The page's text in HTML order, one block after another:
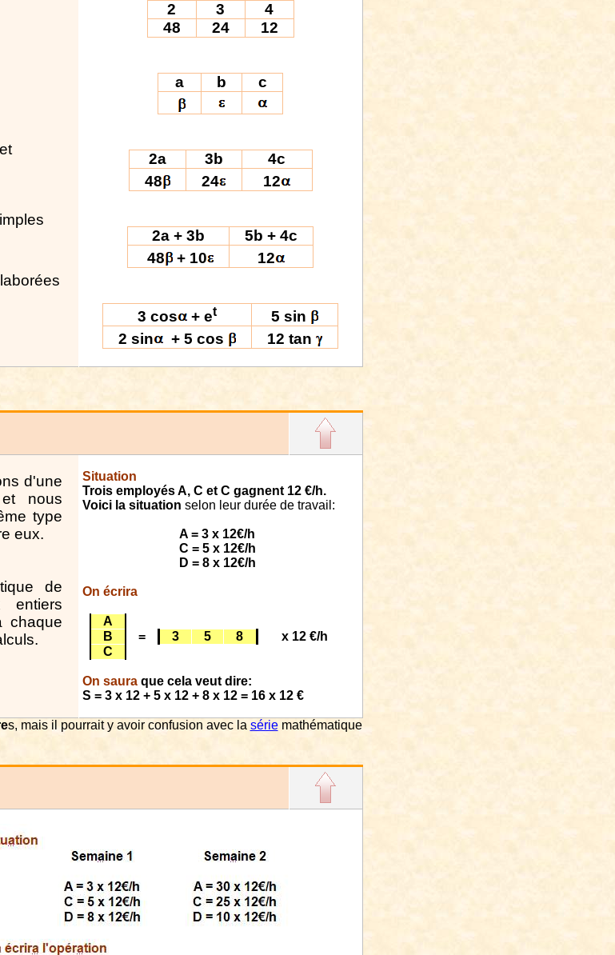
aborées
2 3
4
48
24 12
a b c
2a 3b
4c
48
24 12
2a + 3b
5b + 4c
48
+ 10 12
3 cos + et
5 sin
2 sin
+ 5 cos 12 tan
d'une
nous
type
eux.
de
entiers
chaque
Situation
Trois employés A, C et C gagnent 12 €/h.
Voici la situationselon leur durée de travail:
A = 3 x 12€/h
C = 5 x 12€/h
D = 8 x 12€/h
On écrira
A
B
= 3 5 8
x 12 €/h
C
On saura que cela veut dire:
S = 3 x 12 + 5 x 12 + 8 x 12 = 16 x 12 €
s, mais il pourrait y avoir confusion avec l a sériemathématique